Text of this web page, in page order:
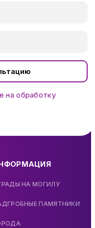
на обработку
НА МОГИЛУ
ПАМЯТНИКИ